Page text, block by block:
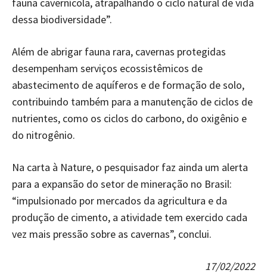
dessa biodiversidade”.
Além de abrigar fauna rara, cavernas protegidas
desempenham serviços ecossistêmicos de
abastecimento de aquíferos e de formação de solo,
contribuindo também para a manutenção de ciclos de
nutrientes, como os ciclos do carbono, do oxigênio e
do nitrogênio.
Na carta à Nature, o pesquisador faz ainda um alerta
para a expansão do setor de mineração no Brasil:
“impulsionado por mercados da agricultura e da
produção de cimento, a atividade tem exercido cada
vez mais pressão sobre as cavernas”, conclui.
17/02/2022